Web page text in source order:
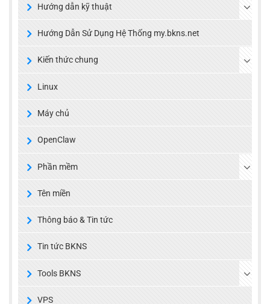
Hướng dẫn kỹ thuật
Hướng Dẫn Sử Dụng Hệ Thống my.bkns.net
Kiến thức chung
Linux
Máy chủ
OpenClaw
Phần mềm
Tên miền
Thông báo & Tin tức
Tin tức BKNS
Tools BKNS
VPS